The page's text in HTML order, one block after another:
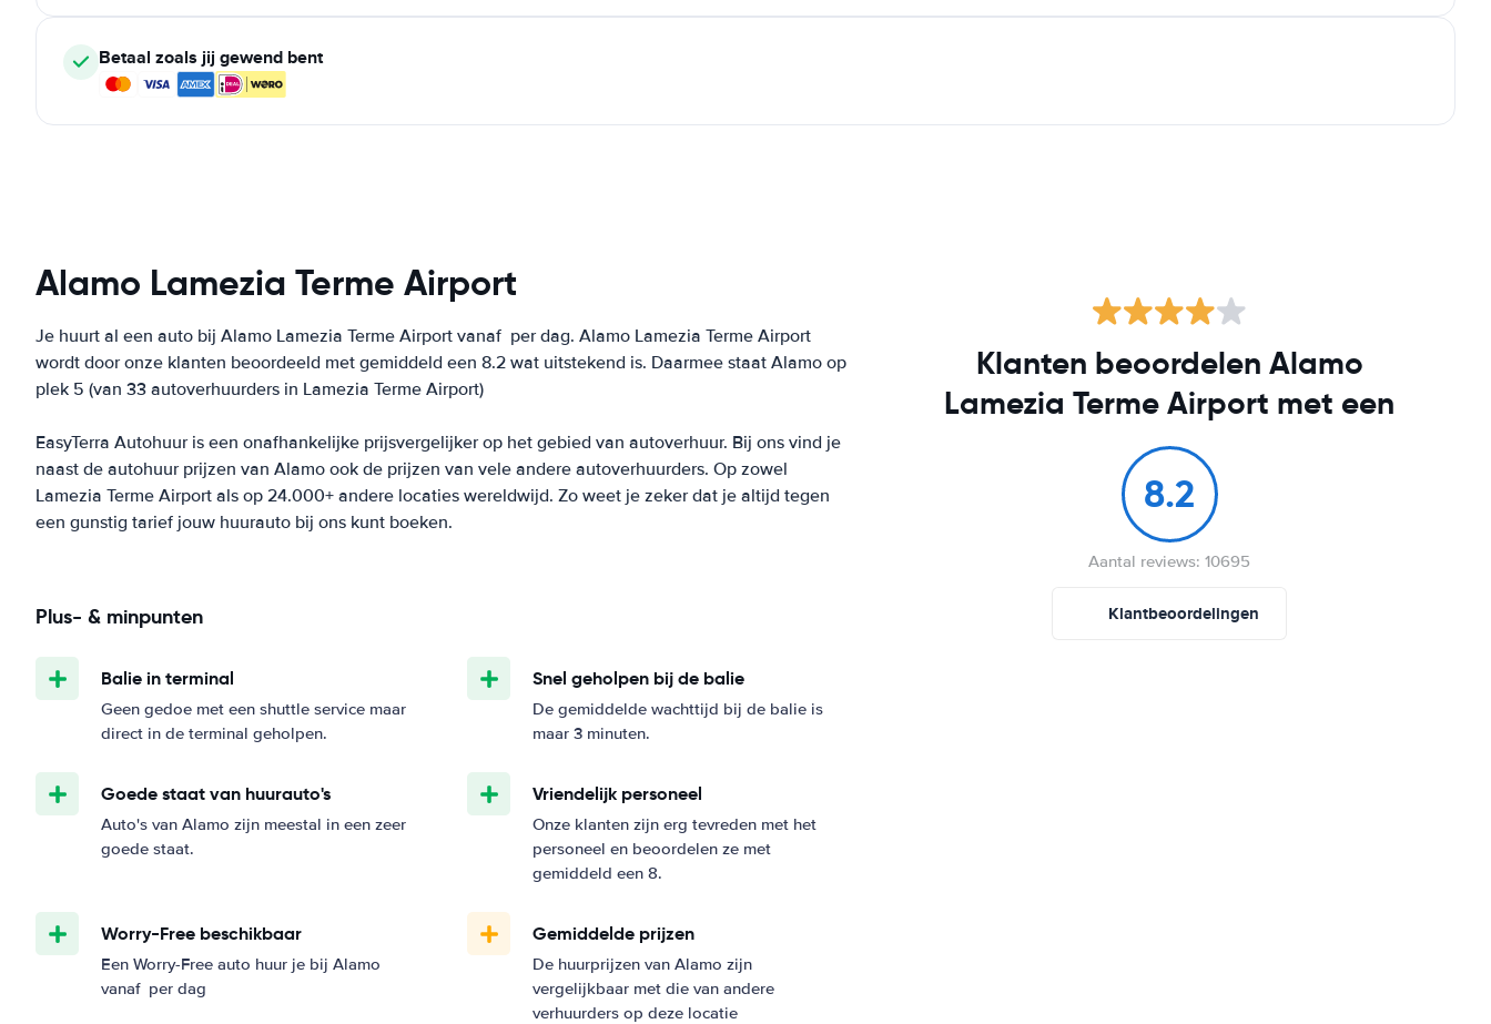
Betaal zoals jij gewend bent
Alamo Lamezia Terme Airport
Je huurt al een auto bij Alamo Lamezia Terme Airport vanaf per dag. Alamo Lamezia Terme Airport
wordt door onze klanten beoordeeld met gemiddeld een 8.2 wat uitstekend is. Daarmee staat Alamo op
plek 5 (van 33 autoverhuurders in Lamezia Terme Airport)
EasyTerra Autohuur is een onafhankelijke prijsvergelijker op het gebied van autoverhuur. Bij ons vind je
naast de autohuur prijzen van Alamo ook de prijzen van vele andere autoverhuurders. Op zowel
Lamezia Terme Airport als op 24.000+ andere locaties wereldwijd. Zo weet je zeker dat je altijd tegen
een gunstig tarief jouw huurauto bij ons kunt boeken.
Plus- & minpunten
Balie in terminal
Geen gedoe met een shuttle service maar
direct in de terminal geholpen.
Snel geholpen bij de balie
De gemiddelde wachttijd bij de balie is
maar 3 minuten.
Goede staat van huurauto's
Auto's van Alamo zijn meestal in een zeer
goede staat.
Vriendelijk personeel
Onze klanten zijn erg tevreden met het
personeel en beoordelen ze met
gemiddeld een 8.
Worry-Free beschikbaar
Een Worry-Free auto huur je bij Alamo
vanaf per dag
Gemiddelde prijzen
De huurprijzen van Alamo zijn
vergelijkbaar met die van andere
verhuurders op deze locatie
Klanten beoordelen Alamo
Lamezia Terme Airport met een
8.2
Aantal reviews: 10695
Klantbeoordelingen